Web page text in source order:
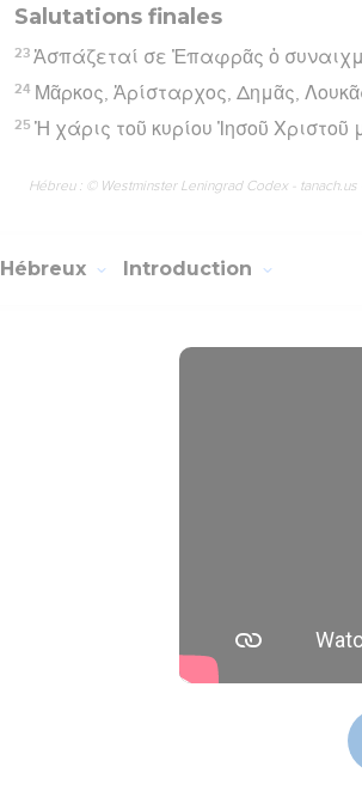
Salutations finales
23 Ἀσπάζεταί σε Ἐπαφρᾶς ὁ
24 Μᾶρκος, Ἀρίσταρχος, Δημᾶς,
25 Ἡ χάρις τοῦ κυρίου Ἰησοῦ
Hébreu : © Westminster Leningrad Codex -
Hébreux Introduction